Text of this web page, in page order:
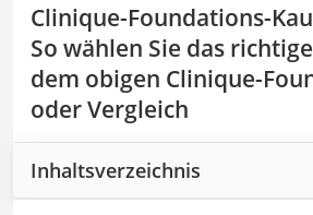
Clinique-Foundations-
So wählen Sie das
dem obigen Clinique-
oder Vergleich
Inhaltsverzeichnis